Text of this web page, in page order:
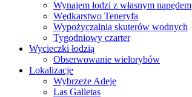
Wynajem łodzi z własnym napędem
Wędkarstwo Teneryfa
Wypożyczalnia skuterów wodnych
Tygodniowy czarter
Wycieczki łodzią
Obserwowanie wielorybów
Lokalizacje
Wybrzeże Adeje
Las Galletas